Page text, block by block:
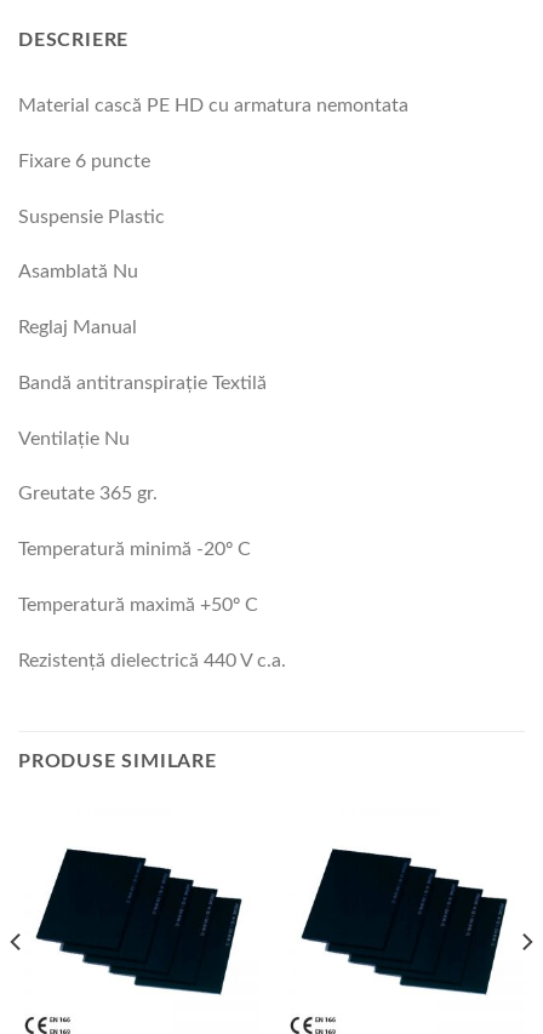
DESCRIERE
Material cască PE HD cu armatura nemontata
Fixare 6 puncte
Suspensie Plastic
Asamblată Nu
Reglaj Manual
Bandă antitranspiraţie Textilă
Ventilaţie Nu
Greutate 365 gr.
Temperatură minimă -20º C
Temperatură maximă +50º C
Rezistenţă dielectrică 440 V c.a.
PRODUSE SIMILARE